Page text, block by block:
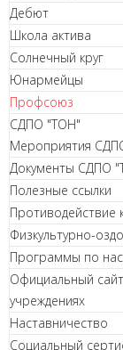
Дебют
Школа актива
Солнечный круг
Юнармейцы
Профсоюз
СДПО "ТОН"
Мероприятия
Документы СДПО
Полезные ссылки
Противодействие
Физкультурно-
Программы по
Официальный
учреждениях
Наставничество
Социальный